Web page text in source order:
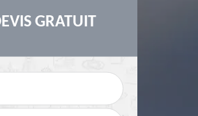
GRATUIT